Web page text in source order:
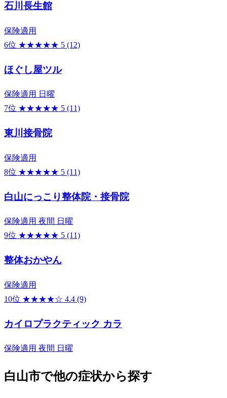
石川長生館
保険適用
6位 ★★★★★ 5 (12)
ほぐし屋ツル
保険適用 日曜
7位 ★★★★★ 5 (11)
東川接骨院
保険適用
8位 ★★★★★ 5 (11)
白山にっこり整体院・接骨院
保険適用 夜間 日曜
9位 ★★★★★ 5 (11)
整体おかやん
保険適用
10位 ★★★★☆ 4.4 (9)
カイロプラクティック カラ
保険適用 夜間 日曜
白山市で他の症状から探す